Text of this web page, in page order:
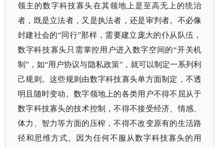
领主的数字科技寡头在其领地上是至高无上的统治
者，既是立法者，又是执法者，还是审判者。不必像
封建社会的“同行”那样，需要建立庞大的仆从队伍，
数字科技寡头只需掌控用户进入数字空间的“开关机
制”，如“用户协议与隐私政策”，就可以制定一系列利
己规则。这些规则由数字科技寡头单方面制定，不透
明且随时变动。数字领地上的各类用户不得不屈从于
数字科技寡头的技术控制，不得不接受经济、情感、
体力、智力等方面的压榨，不得不改变原有的生活路
径和思维方式。因为任何不服从数字科技寡头的用